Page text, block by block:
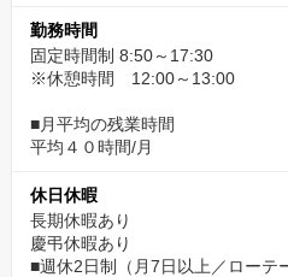
勤務時間
固定時間制 8:50～17:30
※休憩時間 12:00～13:00
■月平均の残業時間
平均４０時間/月
休日休暇
長期休暇あり
慶弔休暇あり
■週休2日制（月7日以上／ローテ